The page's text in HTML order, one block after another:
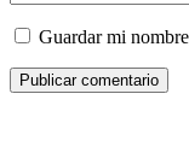
Guardar mi